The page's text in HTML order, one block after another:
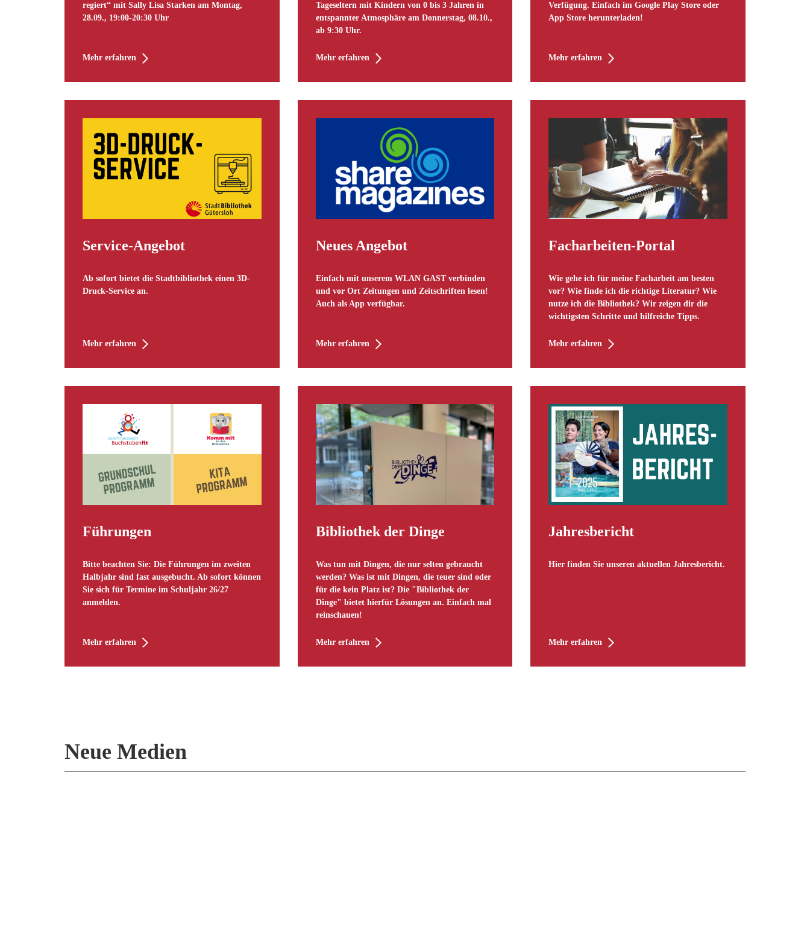
regiert“ mit Sally Lisa Starken am Montag,
28.09., 19:00-20:30 Uhr
Mehr erfahren
Tageseltern mit Kindern von 0 bis 3 Jahren in
entspannter Atmosphäre am Donnerstag, 08.10.,
ab 9:30 Uhr.
Mehr erfahren
Verfügung. Einfach im Google Play Store oder
App Store herunterladen!
Mehr erfahren
Service-Angebot
Ab sofort bietet die Stadtbibliothek einen 3D-
Druck-Service an.
Mehr erfahren
Neues Angebot
Einfach mit unserem WLAN GAST verbinden
und vor Ort Zeitungen und Zeitschriften lesen!
Auch als App verfügbar.
Mehr erfahren
Facharbeiten-Portal
Wie gehe ich für meine Facharbeit am besten
vor? Wie finde ich die richtige Literatur? Wie
nutze ich die Bibliothek? Wir zeigen dir die
wichtigsten Schritte und hilfreiche Tipps.
Mehr erfahren
Führungen
Bitte beachten Sie: Die Führungen im zweiten
Halbjahr sind fast ausgebucht. Ab sofort können
Sie sich für Termine im Schuljahr 26/27
anmelden.
Mehr erfahren
Bibliothek der Dinge
Was tun mit Dingen, die nur selten gebraucht
werden? Was ist mit Dingen, die teuer sind oder
für die kein Platz ist? Die "Bibliothek der
Dinge" bietet hierfür Lösungen an. Einfach mal
reinschauen!
Mehr erfahren
Jahresbericht
Hier finden Sie unseren aktuellen Jahresbericht.
Mehr erfahren
Neue Medien